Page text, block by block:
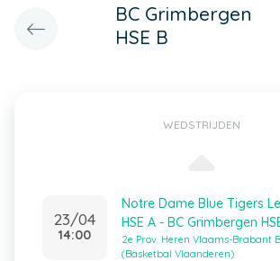
BC Grimbergen
HSE B
WEDSTRIJDEN
23/04
14:00
Notre Dame Blue Tigers
HSE A - BC Grimbergen
2e Prov. Heren Vlaams-Brabant B
(Basketbal Vlaanderen)